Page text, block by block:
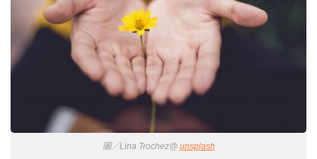
圖／Lina Trochez@ unsplash